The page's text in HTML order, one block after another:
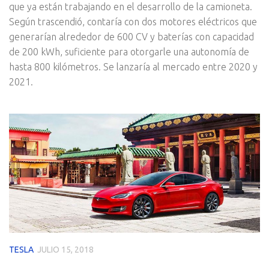
que ya están trabajando en el desarrollo de la camioneta.
Según trascendió, contaría con dos motores eléctricos que
generarían alrededor de 600 CV y baterías con capacidad
de 200 kWh, suficiente para otorgarle una autonomía de
hasta 800 kilómetros. Se lanzaría al mercado entre 2020 y
2021.
TESLA JULIO 15, 2018